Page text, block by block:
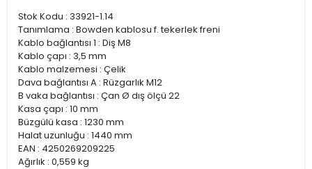
Stok Kodu : 33921-1.14
Tanımlama : Bowden kablosu f. tekerlek freni
Kablo bağlantısı 1 : Diş M8
Kablo çapı : 3,5 mm
Kablo malzemesi : Çelik
Dava bağlantısı A : Rüzgarlık M12
B vaka bağlantısı : Çan Ø dış ölçü 22
Kasa çapı : 10 mm
Büzgülü kasa : 1230 mm
Halat uzunluğu : 1440 mm
EAN : 4250269209225
Ağırlık : 0,559 kg